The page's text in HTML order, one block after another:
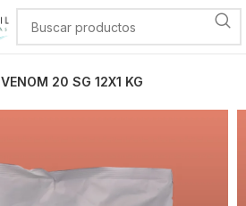
VENOM 20 SG 12X1 KG